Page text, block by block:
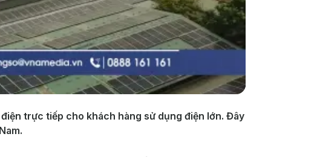
trực tiếp cho khách hàng sử dụng điện lớn. Đây